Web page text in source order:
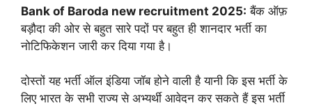
Bank of Baroda new recruitment 2025: बैंक ऑफ़
बड़ौदा की ओर से बहुत सारे पदों पर बहुत ही शानदार भर्ती का
नोटिफिकेशन जारी कर दिया गया है।
दोस्तों यह भर्ती ऑल इंडिया जॉब होने वाली है यानी कि इस भर्ती के
लिए भारत के सभी राज्य से अभ्यर्थी आवेदन कर सकते हैं इस भर्ती